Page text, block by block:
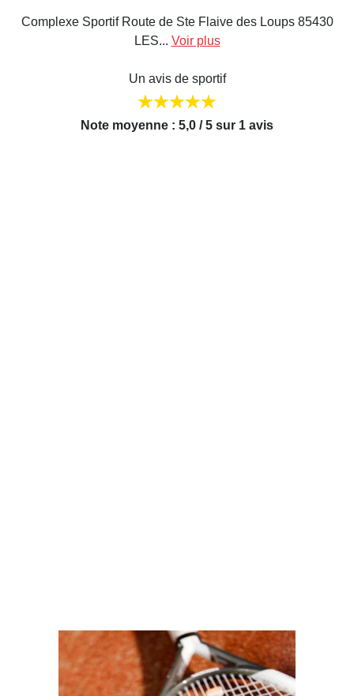
Complexe Sportif Route de Ste Flaive des Loups 85430
LES... Voir plus
Un avis de sportif
Note moyenne : 5,0 / 5 sur 1 avis